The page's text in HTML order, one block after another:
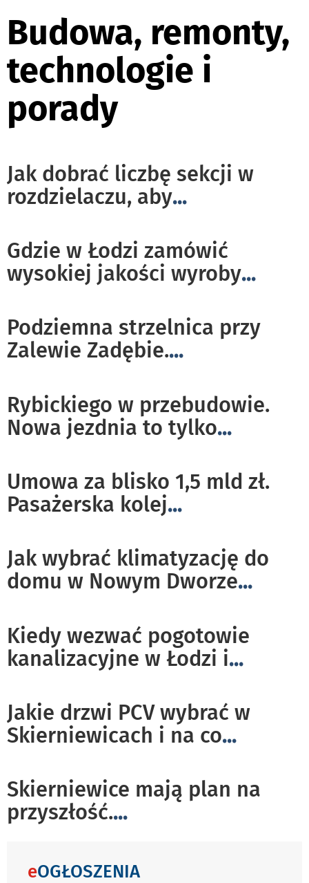
Budowa, remonty,
technologie i
porady
Jak dobrać liczbę sekcji w
rozdzielaczu, aby...
Gdzie w Łodzi zamówić
wysokiej jakości wyroby...
Podziemna strzelnica przy
Zalewie Zadębie....
Rybickiego w przebudowie.
Nowa jezdnia to tylko...
Umowa za blisko 1,5 mld zł.
Pasażerska kolej...
Jak wybrać klimatyzację do
domu w Nowym Dworze...
Kiedy wezwać pogotowie
kanalizacyjne w Łodzi i...
Jakie drzwi PCV wybrać w
Skierniewicach i na co...
Skierniewice mają plan na
przyszłość....
eOGŁOSZENIA